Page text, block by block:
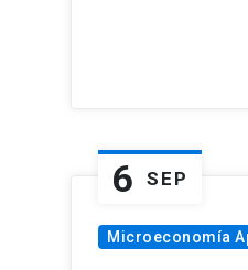
6 SEP
Microeconomía